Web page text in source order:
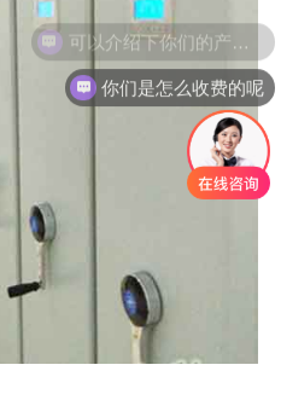
你们是怎么收费的呢